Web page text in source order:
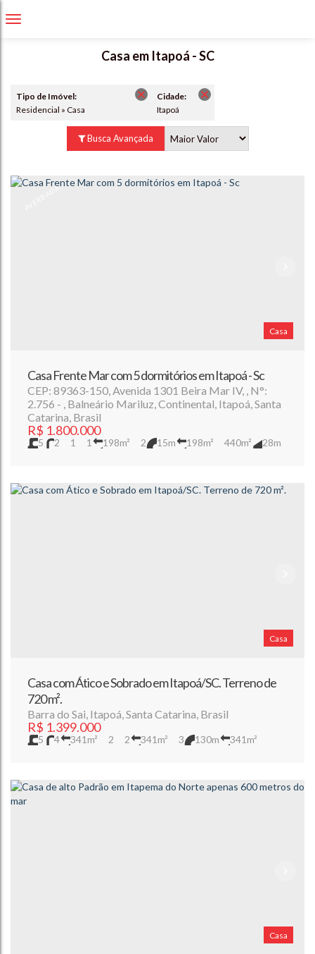
Casa em Itapoá - SC
Tipo de Imóvel:
Residencial » Casa
Cidade:
Itapoá
Busca Avançada
Casa
Casa Frente Mar com 5 dormitórios em Itapoá - Sc
R$ 1.800.000
CEP: 89363-150,Avenida 1301 Beira Mar IV , N°:
2.756
, Balneário Mariluz,Continental, Itapoá,Santa
Catarina, Brasil
5 2 1 1 198m² 2 15m 198m² 440m²
28m
Casa
Casa com Ático e Sobrado em Itapoá/SC. Terreno de
720 m².
R$ 1.399.000
Barra do Sai, Itapoá,Santa Catarina, Brasil
5 4 341m² 2 2 341m² 3 130m
341m²
Casa